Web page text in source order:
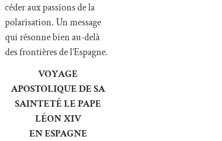
céder aux passions de la
polarisation. Un message
qui résonne bien au-delà
des frontières de l’Espagne.
VOYAGE
APOSTOLIQUE DE SA
SAINTETÉ LE PAPE
LÉON XIV
EN ESPAGNE